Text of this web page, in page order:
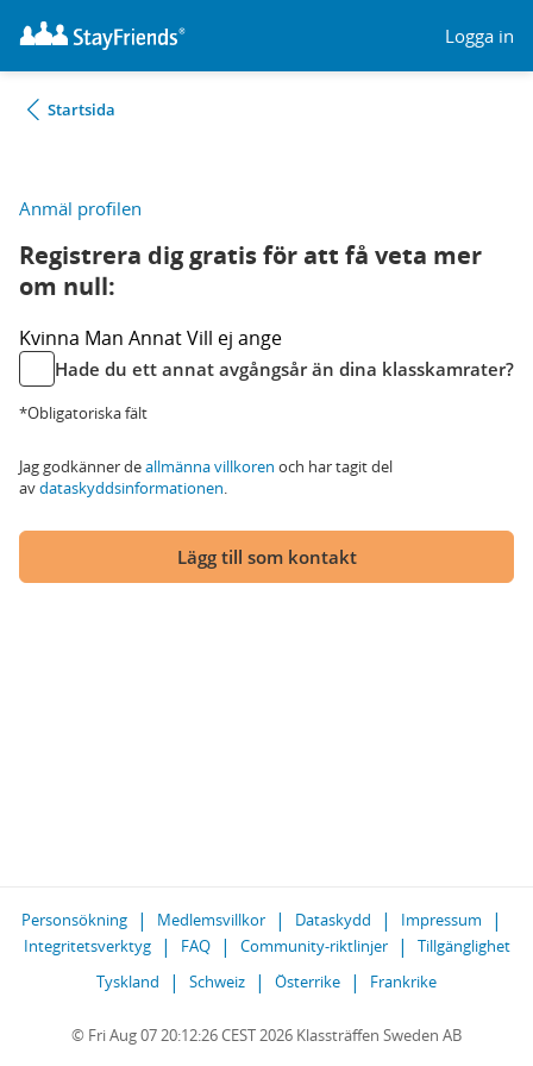
Logga in
Startsida
Anmäl profilen
Registrera dig gratis för att få veta mer
om null:
Kvinna Man AnnatVill ej ange
Hade du ett annat avgångsår än dina klasskamrater?
*Obligatoriska fält
Jag godkänner deallmänna villkoren och har tagit del
avdataskyddsinformationen.
Lägg till som kontakt
Personsökning Medlemsvillkor Dataskydd
Impressum
Integritetsverktyg
FAQ Community-riktlinjer
Tillgänglighet
Tyskland
Schweiz Österrike Frankrike
© Fri Aug 07 20:12:26 CEST 2026 Klassträffen Sweden AB